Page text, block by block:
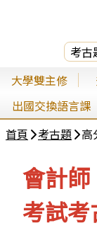
大學雙主修
出國交換語言課
首頁
考古題 高
會計
考試